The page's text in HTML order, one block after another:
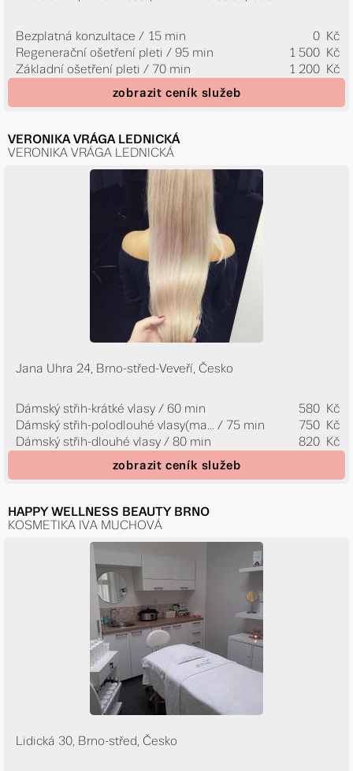
Bezplatná konzultace / 15 min
0 Kč
Regenerační ošetření pleti / 95 min
1 500 Kč
Základní ošetření pleti / 70 min
1 200 Kč
zobrazit ceník služeb
VERONIKA VRÁGA LEDNICKÁ
VERONIKA VRÁGA LEDNICKÁ
Jana Uhra 24, Brno-střed-Veveří, Česko
Dámský střih-krátké vlasy / 60 min
580 Kč
Dámský střih-polodlouhé vlasy(ma...
/ 75 min
750 Kč
Dámský střih-dlouhé vlasy / 80 min
820 Kč
zobrazit ceník služeb
HAPPY WELLNESS BEAUTY BRNO
KOSMETIKA IVA MUCHOVÁ
Lidická 30, Brno-střed, Česko